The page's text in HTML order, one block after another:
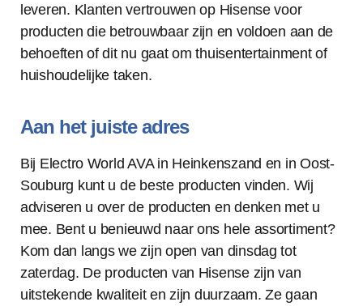
leveren. Klanten vertrouwen op Hisense voor
producten die betrouwbaar zijn en voldoen aan de
behoeften of dit nu gaat om thuisentertainment of
huishoudelijke taken.
Aan het juiste adres
Bij Electro World AVA in Heinkenszand en in Oost-
Souburg kunt u de beste producten vinden. Wij
adviseren u over de producten en denken met u
mee. Bent u benieuwd naar ons hele assortiment?
Kom dan langs we zijn open van dinsdag tot
zaterdag. De producten van Hisense zijn van
uitstekende kwaliteit en zijn duurzaam. Ze gaan